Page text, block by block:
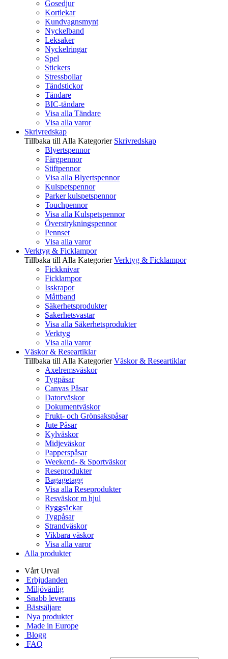
Gosedjur
Kortlekar
Kundvagnsmynt
Nyckelband
Leksaker
Nyckelringar
Spel
Stickers
Stressbollar
Tändstickor
Tändare
BIC-tändare
Visa alla Tändare
Visa alla varor
Skrivredskap
Tillbaka till Alla Kategorier Skrivredskap
Blyertspennor
Färgpennor
Stiftpennor
Visa alla Blyertspennor
Kulspetspennor
Parker kulspetspennor
Touchpennor
Visa alla Kulspetspennor
Överstrykningspennor
Pennset
Visa alla varor
Verktyg & Ficklampor
Tillbaka till Alla Kategorier Verktyg & Ficklampor
Fickknivar
Ficklampor
Isskrapor
Måttband
Säkerhetsprodukter
Sakerhetsvastar
Visa alla Säkerhetsprodukter
Verktyg
Visa alla varor
Väskor & Researtiklar
Tillbaka till Alla Kategorier Väskor & Researtiklar
Axelremsväskor
Tygpåsar
Canvas Påsar
Datorväskor
Dokumentväskor
Frukt- och Grönsakspåsar
Jute Påsar
Kylväskor
Midjeväskor
Papperspåsar
Weekend- & Sportväskor
Reseprodukter
Bagagetagg
Visa alla Reseprodukter
Resväskor m hjul
Ryggsäckar
Tygpåsar
Strandväskor
Vikbara väskor
Visa alla varor
Alla produkter
Vårt Urval
Erbjudanden
Miljövänlig
Snabb leverans
Bästsäljare
Nya produkter
Made in Europe
Blogg
FAQ